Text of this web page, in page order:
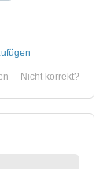
Nicht korrekt?